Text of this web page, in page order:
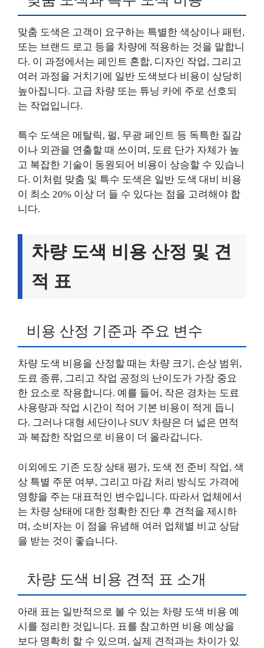
맞춤 도색은 고객이 요구하는 특별한 색상이나 패턴,
또는 브랜드 로고 등을 차량에 적용하는 것을 말합니
다. 이 과정에서는 페인트 혼합, 디자인 작업, 그리고
여러 과정을 거치기에 일반 도색보다 비용이 상당히
높아집니다. 고급 차량 또는 튜닝 카에 주로 선호되
는 작업입니다.
특수 도색은 메탈릭, 펄, 무광 페인트 등 독특한 질감
이나 외관을 연출할 때 쓰이며, 도료 단가 자체가 높
고 복잡한 기술이 동원되어 비용이 상승할 수 있습니
다. 이처럼 맞춤 및 특수 도색은 일반 도색 대비 비용
이 최소 20% 이상 더 들 수 있다는 점을 고려해야 합
니다.
차량 도색 비용 산정 및 견
적 표
비용 산정 기준과 주요 변수
차량 도색 비용을 산정할 때는 차량 크기, 손상 범위,
도료 종류, 그리고 작업 공정의 난이도가 가장 중요
한 요소로 작용합니다. 예를 들어, 작은 경차는 도료
사용량과 작업 시간이 적어 기본 비용이 적게 듭니
다. 그러나 대형 세단이나 SUV 차량은 더 넓은 면적
과 복잡한 작업으로 비용이 더 올라갑니다.
이외에도 기존 도장 상태 평가, 도색 전 준비 작업, 색
상 특별 주문 여부, 그리고 마감 처리 방식도 가격에
영향을 주는 대표적인 변수입니다. 따라서 업체에서
는 차량 상태에 대한 정확한 진단 후 견적을 제시하
며, 소비자는 이 점을 유념해 여러 업체별 비교 상담
을 받는 것이 좋습니다.
차량 도색 비용 견적 표 소개
아래 표는 일반적으로 볼 수 있는 차량 도색 비용 예
시를 정리한 것입니다. 표를 참고하면 비용 예상을
보다 명확히 할 수 있으며, 실제 견적과는 차이가 있